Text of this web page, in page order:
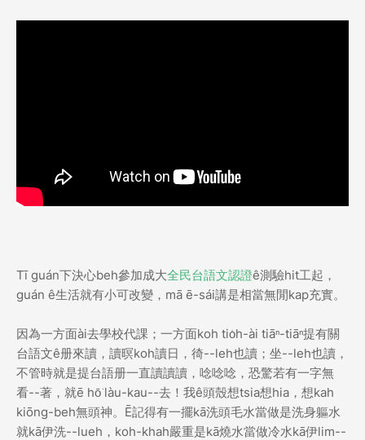
Tī guán下決心beh參加成大全民台語文認證ê測驗hit工起，
guán ê生活就有小可改變，mā ē-sái講是相當無閒kap充實。
因為一方面ài去學校代課；一方面koh tio̍h-ài tiāⁿ-tiāⁿ提有關
台語文ê册來讀，讀暝koh讀日，徛--leh也讀；坐--leh也讀，
不管時就是提台語册一直讀讀讀，唸唸唸，恐驚若有一字無
看--著，就ē hō͘ làu-kau--去！我ê頭殼想tsia想hia，想kah
kiōng-beh無頭神。Ē記得有一擺kā洗頭毛水當做是洗身軀水
就kā伊洗--lueh，koh-khah嚴重是kā燒水當做冷水kā伊lim--